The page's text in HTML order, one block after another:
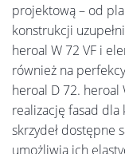
projektową – od
konstrukcji
heroal W 72 VF i
również na
heroal D 72. heroal
realizację fasad dla
skrzydeł dostępne
umożliwia ich